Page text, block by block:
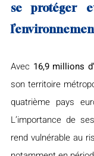
se protéger
Avec 16,9 millions
son territoire
quatrième pays
L’importance de
rend vulnérable au